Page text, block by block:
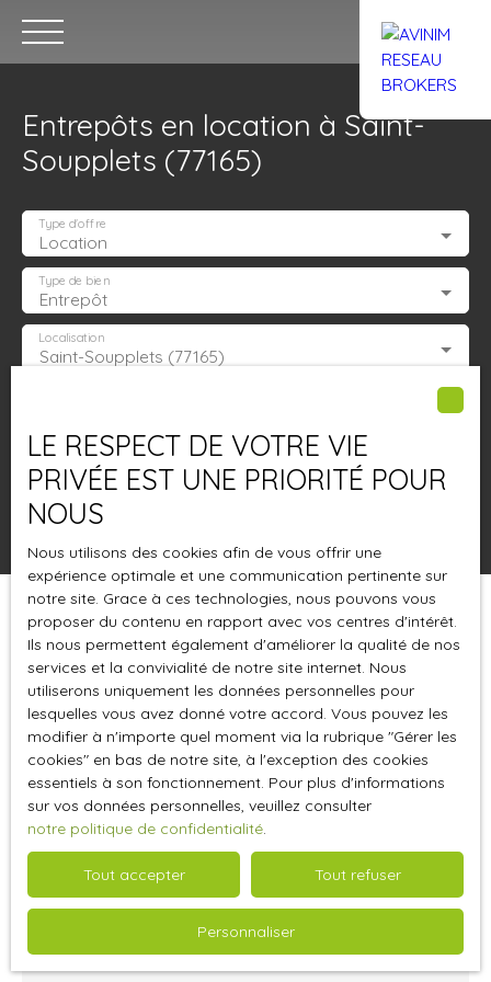
Accueil Acheter Trouver un
Estimation
Entrepôts en location à Saint-
Soupplets (77165)
Location
Type d'offre
Entrepôt
Type de bien
Saint-Soupplets (77165)
Localisation
Surface min (m²)
Pertinence
Trier par Créer une alerte
€ /mois HT HC
LE RESPECT DE VOTRE VIE
PRIVÉE EST UNE PRIORITÉ POUR
NOUS
Nous utilisons des cookies afin de vous offrir une
expérience optimale et une communication pertinente sur
notre site. Grace à ces technologies, nous pouvons vous
proposer du contenu en rapport avec vos centres d'intérêt.
Ils nous permettent également d'améliorer la qualité de nos
services et la convivialité de notre site internet. Nous
utiliserons uniquement les données personnelles pour
lesquelles vous avez donné votre accord. Vous pouvez les
modifier à n'importe quel moment via la rubrique ″Gérer les
cookies″ en bas de notre site, à l'exception des cookies
essentiels à son fonctionnement. Pour plus d'informations
sur vos données personnelles, veuillez consulter
notre politique de confidentialité.
Tout accepter Tout refuser
Personnaliser